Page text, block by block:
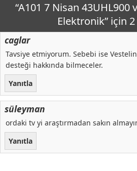
“A101 7 Nisan 43UHL900
Elektronik” için
caglar
Tavsiye etmiyorum. Sebebi ise
desteği hakkında bilmeceler.
Yanıtla
süleyman
ordaki tv yi araştırmadan sakın
Yanıtla